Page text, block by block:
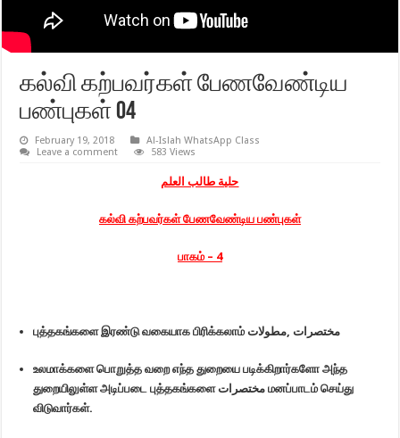
கல்வி கற்பவர்கள் பேணவேண்டிய
பண்புகள் 04
February 19, 2018
Al-Islah WhatsApp Class
Leave a comment
583 Views
حلية طالب العلم
கல்வி கற்பவர்கள் பேணவேண்டிய பண்புகள்
பாகம் – 4
புத்தகங்களை இரண்டு வகையாக பிரிக்கலாம் مختصرات ,مطولات
உலமாக்களை பொறுத்த வறை எந்த துறையை படிக்கிறார்களோ அந்த
துறையிலுள்ள அடிப்படை புத்தகங்களை مختصرات மனப்பாடம் செய்து
விடுவார்கள்.